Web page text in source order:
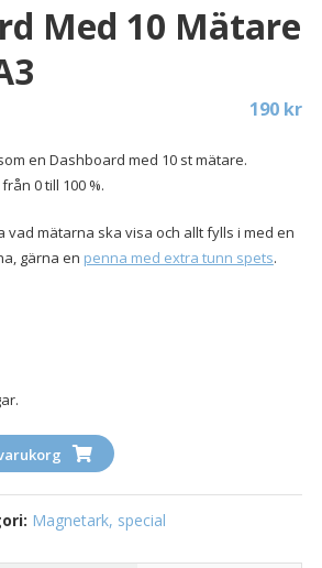
Med 10 Mätare
190 kr
en Dashboard med 10 st mätare.
0 till 100 %.
vad mätarna ska visa och allt fylls i med en
gärna en penna med extra tunn spets.
Magnetark, special